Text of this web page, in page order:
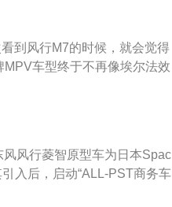
标志；在2012年9月以后注
每年验车一次。
到风行M7的时候，就会觉得
车型终于不再像埃尔法效
采用的是矩阵式的形状进
美的让车头的大气展现的淋
款车的就会发现这款车的中
半点；4、前大灯采用的是
，远近光分离式的设计，不
风行菱智原型车为日本Spac
入后，启动“ALL-PST商务车
该平台包括ALL-POWER燃